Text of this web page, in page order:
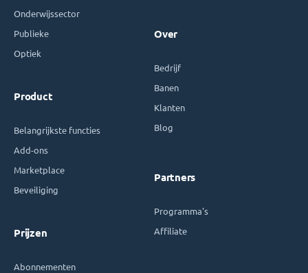
Onderwijssector
Publieke
Optiek
Product
Belangrijkste functies
Add-ons
Marketplace
Beveiliging
Prijzen
Abonnementen
Over
Bedrijf
Banen
Klanten
Blog
Partners
Programma's
Affiliate